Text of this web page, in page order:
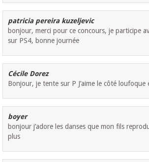
patricia pereira kuzeljevic
bonjour, merci pour ce concours, je participe
sur PS4, bonne journée
Cécile Dorez
Bonjour, je tente sur P J’aime le côté loufoque
boyer
bonjour j’adore les danses que mon fils
plus